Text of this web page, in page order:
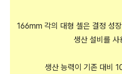
166mm 각의 대형 셀은 결정 성
생산 설비를 사
생산 능력이 기존 대비